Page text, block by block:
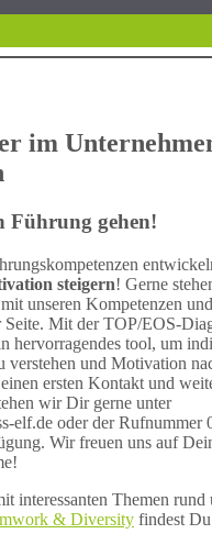
im
Führung gehen!
steigern! Gerne
unseren Kompetenzen und
Seite. Mit der TOP/EOS-
hervorragendes tool, um
verstehen und Motivation
ersten Kontakt und
wir Dir gerne unter
elf.de oder der Rufnummer
Wir freuen uns auf
interessanten Themen rund
& Diversity findest